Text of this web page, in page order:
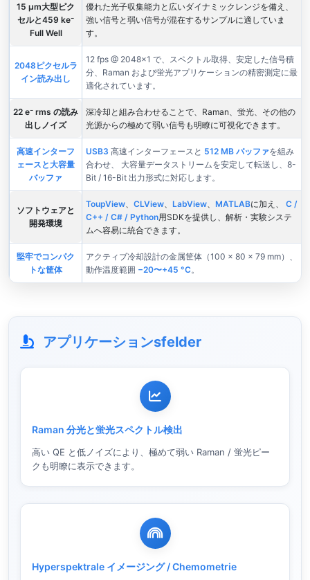
15 µm大型ピク
セルと459 ke⁻
Full Well
優れた光子収集能力と広いダイナミックレンジを備え、
強い信号と弱い信号が混在するサンプルに適していま
す。
2048ピクセルラ
イン読み出し
12 fps @ 2048×1 で、スペクトル取得、安定した信号積
分、Raman および蛍光アプリケーションの精密測定に最
適化されています。
22 e⁻ rms の読み
出しノイズ
深冷却と組み合わせることで、Raman、蛍光、その他の
光源からの極めて弱い信号も明瞭に可視化できます。
高速インターフ
ェースと大容量
バッファ
USB3 高速インターフェースと 512 MB バッファを組み
合わせ、 大容量データストリームを安定して転送し、8-
Bit / 16-Bit 出力形式に対応します。
ソフトウェアと
開発環境
ToupView、 CLView、 LabView、 MATLABに加え、 C /
C++ / C# / Python用SDKを提供し、解析・実験システ
ムへ容易に統合できます。
堅牢でコンパク
トな筐体
アクティブ冷却設計の金属筐体（100 × 80 × 79 mm）、
動作温度範囲 −20〜+45 °C。
アプリケーションsfelder
Raman 分光と蛍光スペクトル検出
高い QE と低ノイズにより、極めて弱い Raman / 蛍光ピー
クも明瞭に表示できます。
Hyperspektrale イメージング / Chemometrie